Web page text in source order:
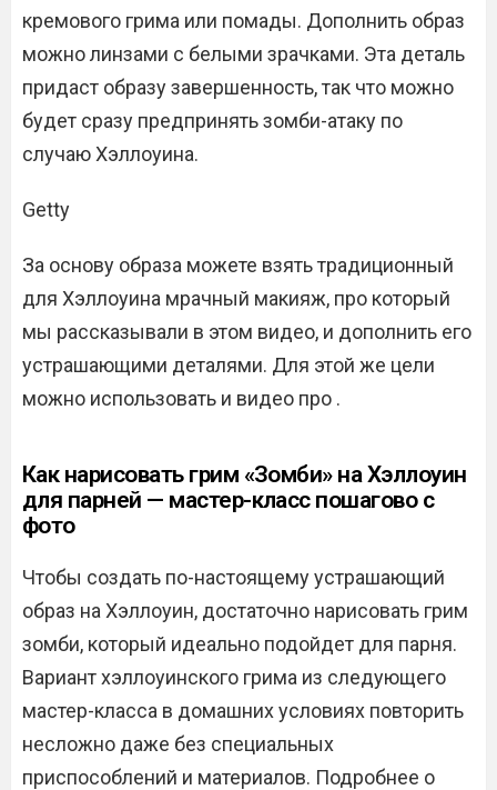
кремового грима или помады. Дополнить образ
можно линзами с белыми зрачками. Эта деталь
придаст образу завершенность, так что можно
будет сразу предпринять зомби-атаку по
случаю Хэллоуина.
Getty
За основу образа можете взять традиционный
для Хэллоуина мрачный макияж, про который
мы рассказывали в этом видео, и дополнить его
устрашающими деталями. Для этой же цели
можно использовать и видео про .
Как нарисовать грим «Зомби» на Хэллоуин
для парней — мастер-класс пошагово с
фото
Чтобы создать по-настоящему устрашающий
образ на Хэллоуин, достаточно нарисовать грим
зомби, который идеально подойдет для парня.
Вариант хэллоуинского грима из следующего
мастер-класса в домашних условиях повторить
несложно даже без специальных
приспособлений и материалов. Подробнее о